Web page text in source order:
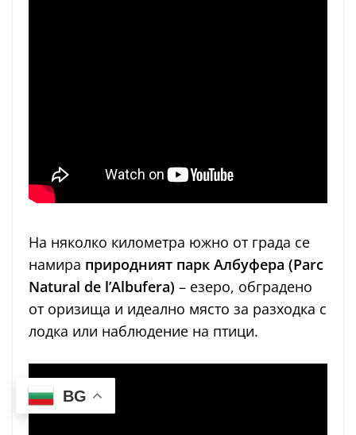
На няколко километра южно от града се
намира природният парк Албуфера (Parc
Natural de l’Albufera) – езеро, обградено
от оризища и идеално място за разходка с
лодка или наблюдение на птици.
BG